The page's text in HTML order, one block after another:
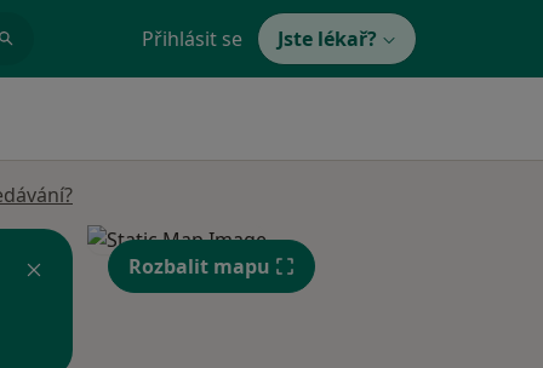
Přihlásit se Jste lékař?
Rozbalit mapu